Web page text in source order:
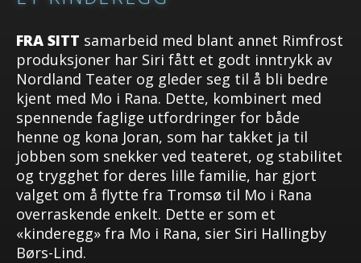
FRA SITT samarbeid med blant annet Rimfrost
produksjoner har Siri fått et godt inntrykk av
Nordland Teater og gleder seg til å bli bedre
kjent med Mo i Rana. Dette, kombinert med
spennende faglige utfordringer for både
henne og kona Joran, som har takket ja til
jobben som snekker ved teateret, og stabilitet
og trygghet for deres lille familie, har gjort
valget om å flytte fra Tromsø til Mo i Rana
overraskende enkelt. Dette er som et
«kinderegg» fra Mo i Rana, sier Siri Hallingby
Børs-Lind.